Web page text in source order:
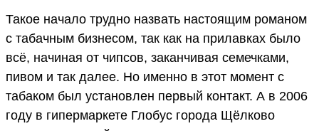
Такое начало трудно назвать настоящим романом
с табачным бизнесом, так как на прилавках было
всё, начиная от чипсов, заканчивая семечками,
пивом и так далее. Но именно в этот момент с
табаком был установлен первый контакт. А в 2006
году в гипермаркете Глобус города Щёлково